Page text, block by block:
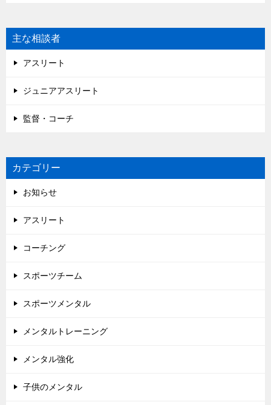
主な相談者
アスリート
ジュニアアスリート
監督・コーチ
カテゴリー
お知らせ
アスリート
コーチング
スポーツチーム
スポーツメンタル
メンタルトレーニング
メンタル強化
子供のメンタル